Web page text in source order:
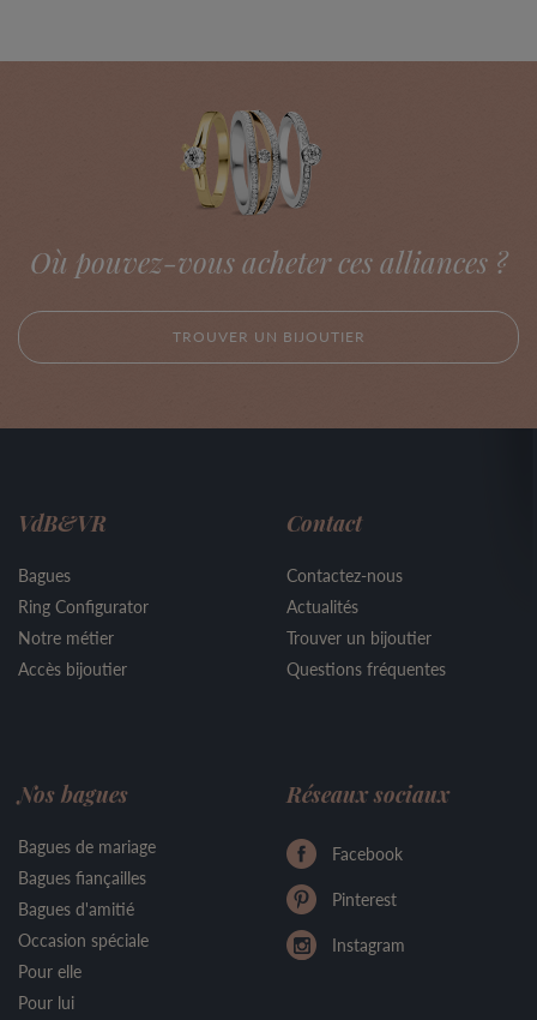
Où pouvez-vous acheter ces alliances ?
TROUVER UN BIJOUTIER
VdB&VR
Bagues
Ring Configurator
Notre métier
Accès bijoutier
Contact
Contactez-nous
Actualités
Trouver un bijoutier
Questions fréquentes
Nos bagues
Bagues de mariage
Bagues fiançailles
Bagues d'amitié
Occasion spéciale
Pour elle
Pour lui
Réseaux sociaux
Facebook
Pinterest
Instagram